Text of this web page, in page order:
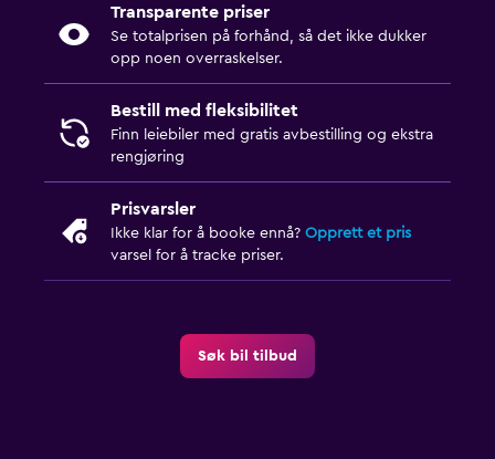
Transparente priser
Se totalprisen på forhånd, så det ikke dukker
opp noen overraskelser.
Bestill med fleksibilitet
Finn leiebiler med gratis avbestilling og ekstra
rengjøring
Prisvarsler
Ikke klar for å booke ennå? Opprett et pris
varsel for å tracke priser.
Søk bil tilbud